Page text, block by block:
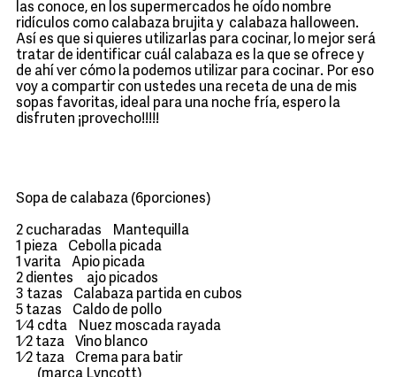
las conoce, en los supermercados he oído nombre
ridículos como calabaza brujita y calabaza halloween.
Así es que si quieres utilizarlas para cocinar, lo mejor será
tratar de identificar cuál calabaza es la que se ofrece y
de ahí ver cómo la podemos utilizar para cocinar. Por eso
voy a compartir con ustedes una receta de una de mis
sopas favoritas, ideal para una noche fría, espero la
disfruten ¡provecho!!!!!
Sopa de calabaza (6porciones)
2 cucharadas Mantequilla
1 pieza Cebolla picada
1 varita Apio picada
2 dientes ajo picados
3 tazas Calabaza partida en cubos
5 tazas Caldo de pollo
1⁄4 cdta Nuez moscada rayada
1⁄2 taza Vino blanco
1⁄2 taza Crema para batir